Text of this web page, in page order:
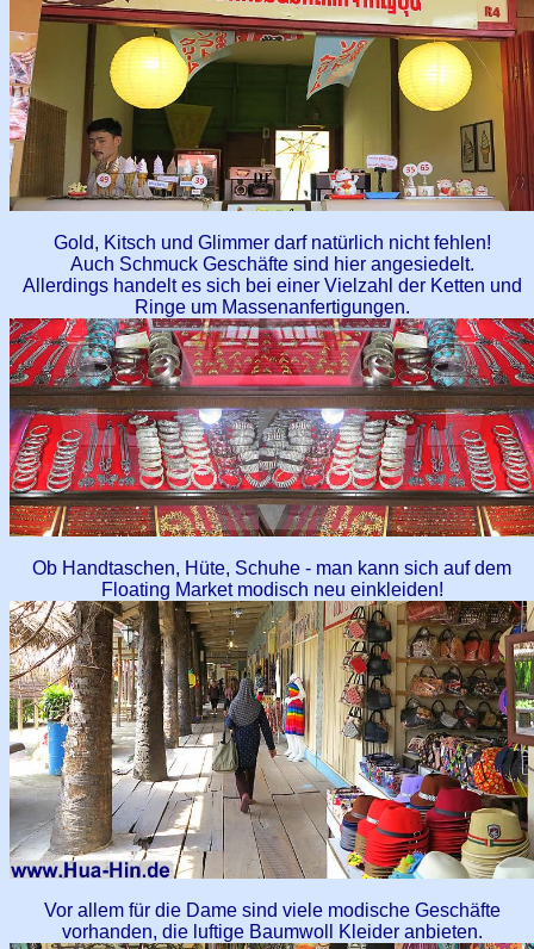
Gold, Kitsch und Glimmer darf natürlich nicht fehlen!
Auch Schmuck Geschäfte sind hier angesiedelt.
Allerdings handelt es sich bei einer Vielzahl der Ketten und
Ringe um Massenanfertigungen.
Ob Handtaschen, Hüte, Schuhe - man kann sich auf dem
Floating Market modisch neu einkleiden!
Vor allem für die Dame sind viele modische Geschäfte
vorhanden, die luftige Baumwoll Kleider anbieten.